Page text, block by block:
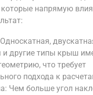
напрямую
и другие типы крыш
что требует
подхода к
Чем больше угол